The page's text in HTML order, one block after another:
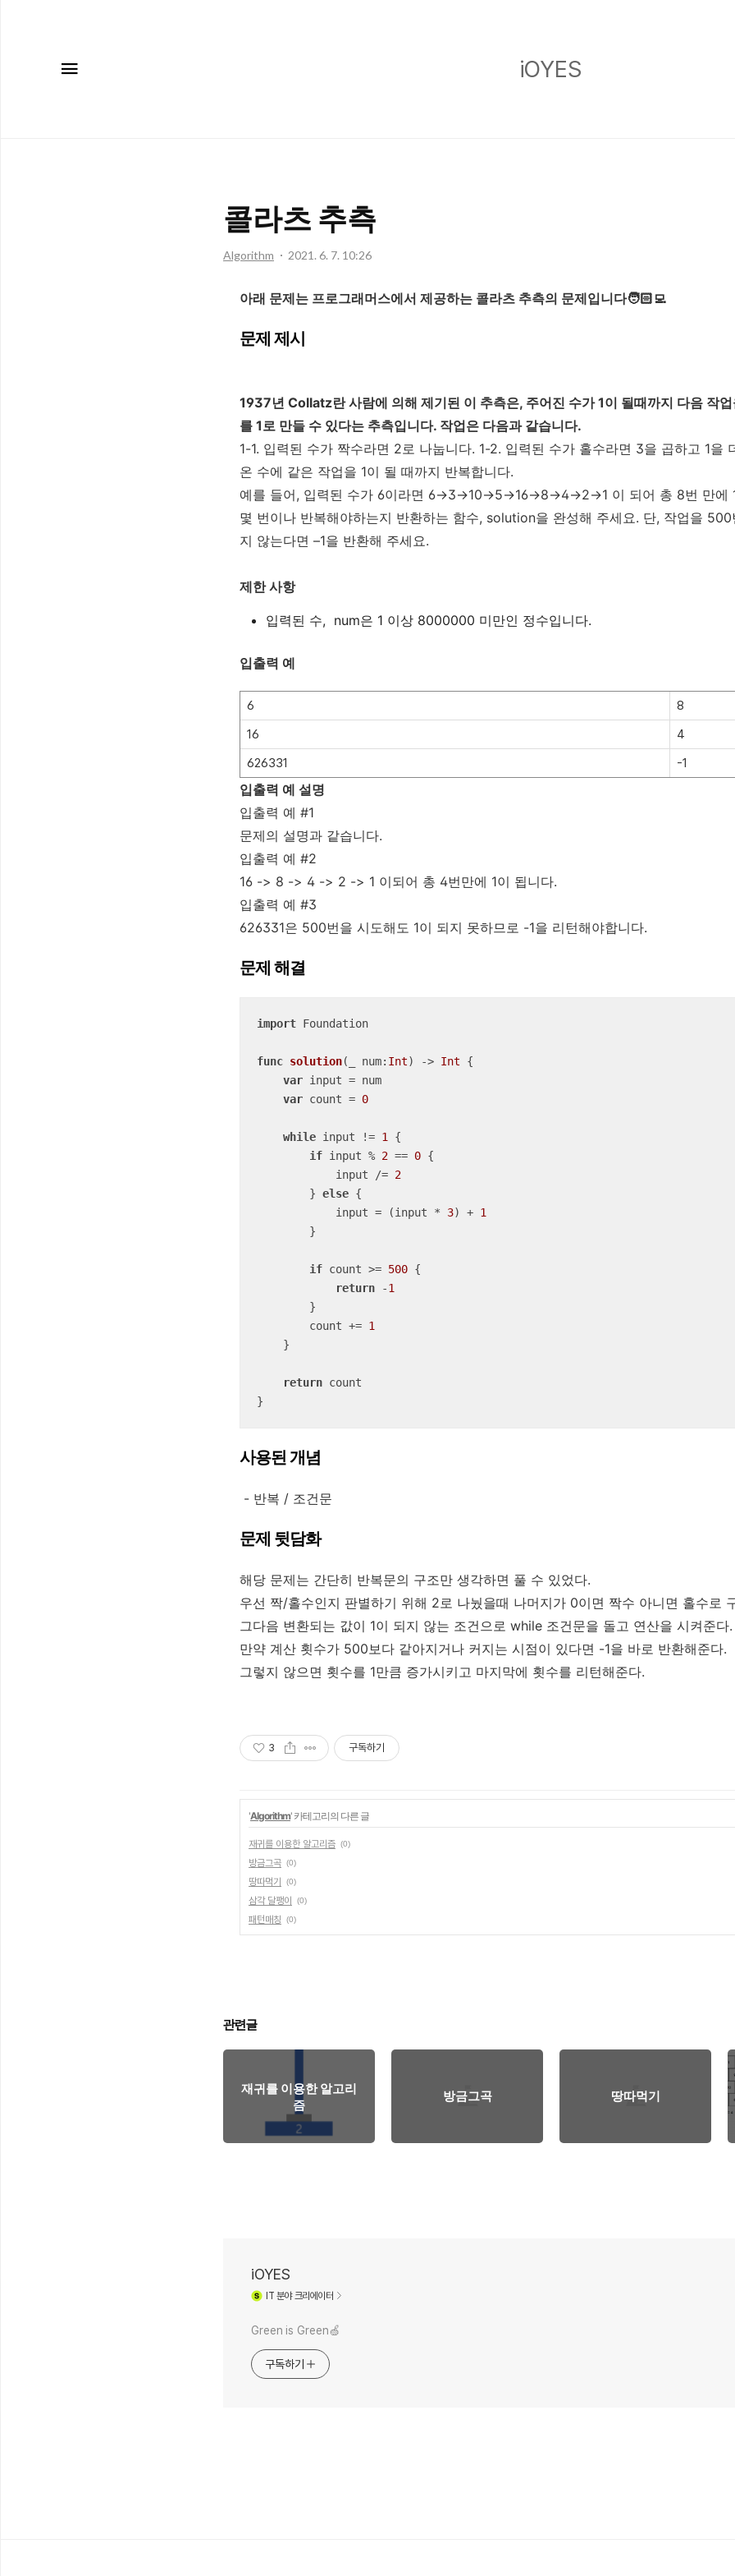
iOYES
콜라츠 추측
Algorithm 2021. 6. 7. 10:26
아래 문제는 프로그래머스에서 제공하는 콜라츠 추측의 문제입니다🧑🏻‍💻
문제 제시
1937년 Collatz란 사람에 의해 제기된 이 추측은, 주어진 수가 1이 될때까지 다음 작
를 1로 만들 수 있다는 추측입니다. 작업은 다음과 같습니다.
1-1. 입력된 수가 짝수라면 2로 나눕니다. 1-2. 입력된 수가 홀수라면 3을 곱하고 1을
온 수에 같은 작업을 1이 될 때까지 반복합니다.
예를 들어, 입력된 수가 6이라면 6→3→10→5→16→8→4→2→1 이 되어 총 8번 만에 1
몇 번이나 반복해야하는지 반환하는 함수, solution을 완성해 주세요. 단, 작업을 500
지 않는다면 –1을 반환해 주세요.
제한 사항
입력된 수, num은 1 이상 8000000 미만인 정수입니다.
입출력 예
6
8
16
4
626331
-1
입출력 예 설명
입출력 예 #1
문제의 설명과 같습니다.
입출력 예 #2
16 -> 8 -> 4 -> 2 -> 1 이되어 총 4번만에 1이 됩니다.
입출력 예 #3
626331은 500번을 시도해도 1이 되지 못하므로 -1을 리턴해야합니다.
문제 해결
import Foundation
func solution( num: Int) -> Int {
var input = num
var count = 0
while input != 1
{
if input % 2 == 0 {
            input
/= 2
        }
else {
            input
= (input * 3) + 1
if count >= 500 {
return
-1
        count
+= 1
return count
}
사용된 개념
- 반복 / 조건문
문제 뒷담화
해당 문제는 간단히 반복문의 구조만 생각하면 풀 수 있었다.
우선 짝/홀수인지 판별하기 위해 2로 나눴을때 나머지가 0이면 짝수 아니면 홀수로
그다음 변환되는 값이 1이 되지 않는 조건으로 while 조건문을 돌고 연산을 시켜준다.
만약 계산 횟수가 500보다 같아지거나 커지는 시점이 있다면 -1을 바로 반환해준다.
그렇지 않으면 횟수를 1만큼 증가시키고 마지막에 횟수를 리턴해준다.
3 구독하기
'Algorithm' 카테고리의 다른 글
재귀를 이용한 알고리즘 (0)
방금그곡 (0)
땅따먹기 (0)
삼각 달팽이 (0)
패턴매칭 (0)
관련글
재귀를 이용한 알고리
즘
방금그곡 땅따먹기
iOYES
IT 분야 크리에이터
Green is Green🍏
구독하기